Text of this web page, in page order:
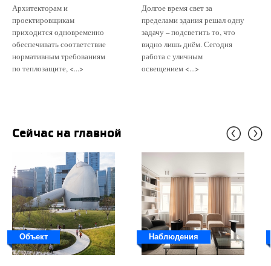
Архитекторам и
проектировщикам
приходится одновременно
обеспечивать соответствие
нормативным требованиям
по теплозащите, <...>
Долгое время свет за
пределами здания решал одну
задачу – подсветить то, что
видно лишь днём. Сегодня
работа с уличным
освещением <...>
Сейчас на главной
Объект Наблюдения